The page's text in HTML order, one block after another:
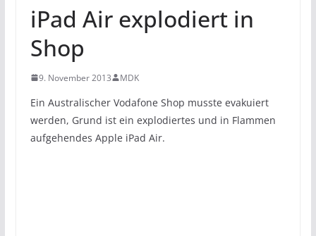
iPad Air explodiert in
Shop
9. November 2013 MDK
Ein Australischer Vodafone Shop musste evakuiert
werden, Grund ist ein explodiertes und in Flammen
aufgehendes Apple iPad Air.